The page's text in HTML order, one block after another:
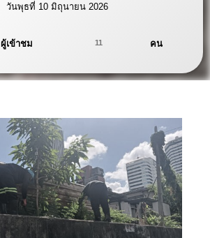
วันพุธที่ 10 มิถุนายน 2026
ผู้เข้าชม 11 คน